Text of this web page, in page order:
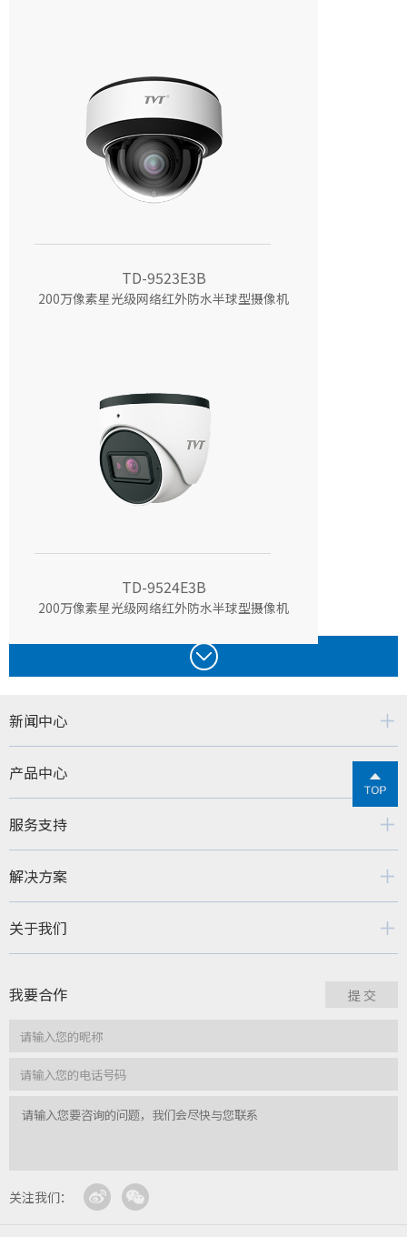
TD-9523E3B
200万像素星光级网络红外防水半球型摄像机
TD-9524E3B
200万像素星光级网络红外防水半球型摄像机
新闻中心
产品中心
服务支持
解决方案
关于我们
我要合作
关注我们：